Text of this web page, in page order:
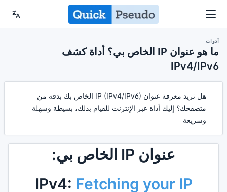
أدوات
ما هو عنوان IP الخاص بي؟ أداة كشف
IPv4/IPv6
هل تريد معرفة عنوان IP (IPv4/IPv6) الخاص بك بدقة من
متصفحك؟ إليك أداة عبر الإنترنت للقيام بذلك، بسيطة وسهلة
وسريعة
عنوان IP الخاص بي:
IPv4: Fetching your IP